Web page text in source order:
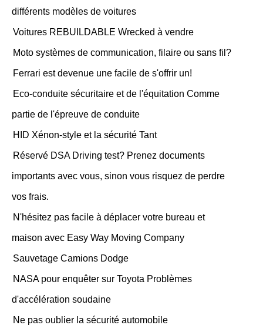
différents modèles de voitures
Voitures REBUILDABLE Wrecked à vendre
Moto systèmes de communication, filaire ou sans fil?
Ferrari est devenue une facile de s'offrir un!
Eco-conduite sécuritaire et de l'équitation Comme
partie de l'épreuve de conduite
HID Xénon-style et la sécurité Tant
Réservé DSA Driving test? Prenez documents
importants avec vous, sinon vous risquez de perdre
vos frais.
N'hésitez pas facile à déplacer votre bureau et
maison avec Easy Way Moving Company
Sauvetage Camions Dodge
NASA pour enquêter sur Toyota Problèmes
d'accélération soudaine
Ne pas oublier la sécurité automobile